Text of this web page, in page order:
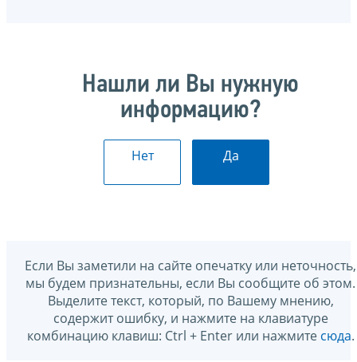
Нашли ли Вы нужную
информацию?
Нет Да
Если Вы заметили на сайте опечатку или неточность,
мы будем признательны, если Вы сообщите об этом.
Выделите текст, который, по Вашему мнению,
содержит ошибку, и нажмите на клавиатуре
комбинацию клавиш: Ctrl + Enter или нажмите сюда.